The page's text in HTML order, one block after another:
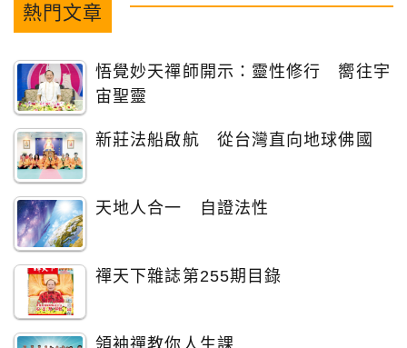
熱門文章
悟覺妙天禪師開示：靈性修行 嚮往宇
宙聖靈
新莊法船啟航 從台灣直向地球佛國
天地人合一 自證法性
禪天下雜誌第255期目錄
領袖禪教你人生課